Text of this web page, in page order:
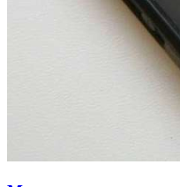
Фестиваль
11–13 сентября в